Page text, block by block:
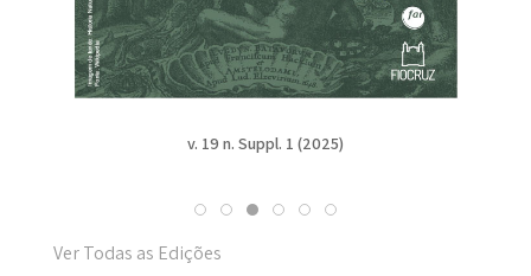
v. 19 n. Suppl. 1 (2025)
Ver Todas as Edições